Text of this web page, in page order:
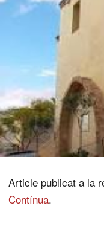
Article publicat a la
Contínua.